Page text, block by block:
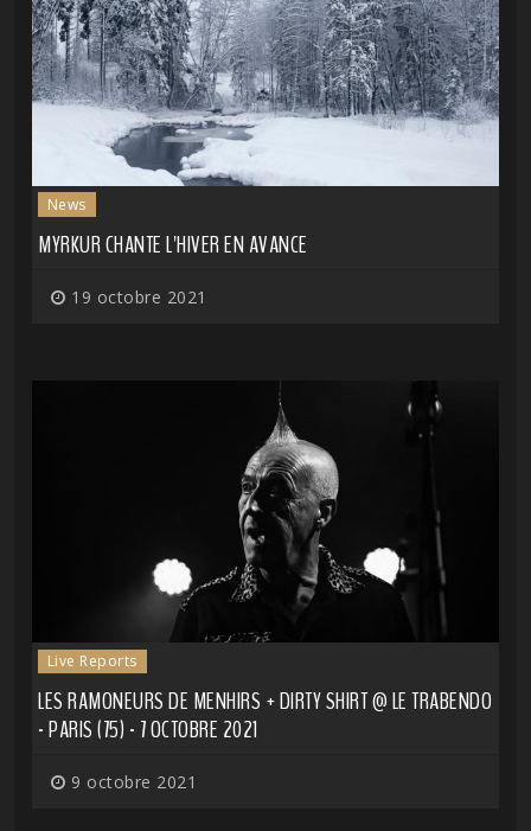
News
MYRKUR CHANTE L'HIVER EN AVANCE
19 octobre 2021
Live Reports
LES RAMONEURS DE MENHIRS + DIRTY SHIRT @ LE TRABENDO
- PARIS (75) - 7 OCTOBRE 2021
9 octobre 2021